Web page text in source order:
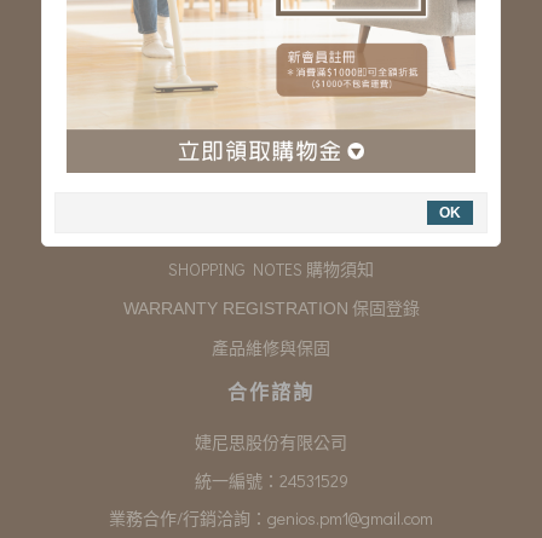
服務專線：03-323-2180
客服信箱 :genios.service@gmail.com
服務時間：星期一至星期五 上午9:00~下午6:00
例假日休假
購物說明
SHOPPING NOTES 購物須知
WARRANTY REGISTRATION 保固登錄
產品維修與保固
合作諮詢
婕尼思股份有限公司
統一編號：24531529
業務合作/行銷洽詢： genios.pm1@gmail.com
OK